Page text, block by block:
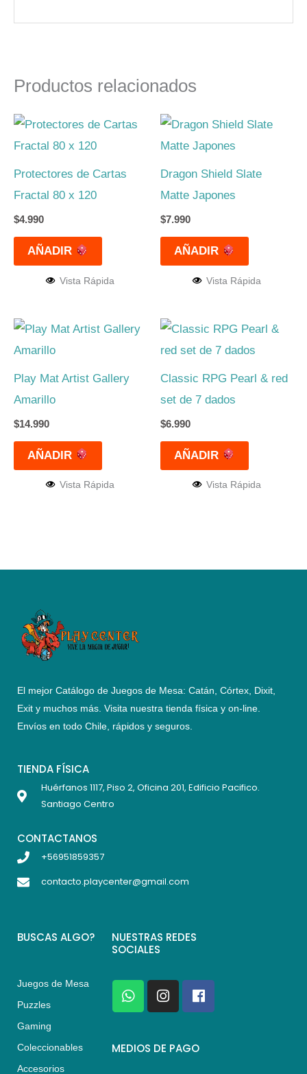
Productos relacionados
Protectores de Cartas
Fractal 80 x 120
$4.990
AÑADIR
Vista Rápida
Dragon Shield Slate
Matte Japones
$7.990
AÑADIR
Vista Rápida
Play Mat Artist Gallery
Amarillo
$14.990
AÑADIR
Vista Rápida
Classic RPG Pearl & red
set de 7 dados
$6.990
AÑADIR
Vista Rápida
El mejor Catálogo de Juegos de Mesa: Catán, Córtex, Dixit,
Exit y muchos más. Visita nuestra tienda física y on-line.
Envíos en todo Chile, rápidos y seguros.
TIENDA FÍSICA
Huérfanos 1117, Piso 2, Oficina 201, Edificio Pacifico.
Santiago Centro
CONTACTANOS
+56951859357
contacto.playcenter@gmail.com
BUSCAS ALGO?
Juegos de Mesa
Puzzles
Gaming
Coleccionables
Accesorios
NUESTRAS REDES
SOCIALES
W
h
a
s
I
n
s
a
F
a
c
b
MEDIOS DE PAGO